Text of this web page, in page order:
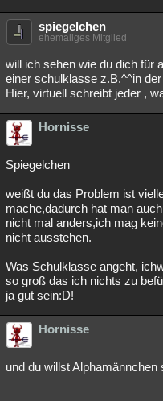
spiegelchen
ehemaliges Mitglied
will ich sehen wie du dich für
einer schulklasse z.B.^^in
Hier, virtuell schreibt jeder ,
Hornisse
Spiegelchen
weißt du das Problem ist
mache,dadurch hat man
nicht mal anders,ich mag
nicht ausstehen.
Was Schulklasse angeht,
so groß das ich nichts zu
ja gut sein:D!
Hornisse
und du willst